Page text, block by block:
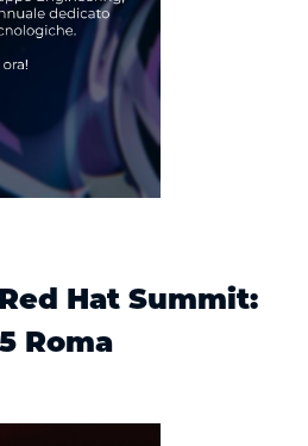
Hat Summit:
Roma